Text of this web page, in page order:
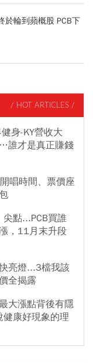
於輪到蘋概股 PCB下
/ HOT ARTICLES /
身-KY營收大
誰才是真正賺錢
唱時間、票價座
點...PCB買誰
，11月末升段
亮燈...3檔我該
全揭露
大漲點背後有隱
康好現象的理